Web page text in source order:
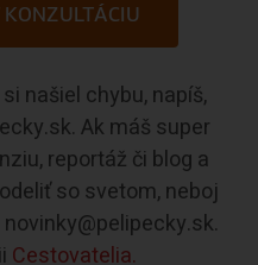
našiel chybu, napíš,
Ak máš super
reportáž či blog a
so svetom, neboj
Cestovatelia.